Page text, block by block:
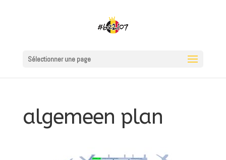
Sélectionner une page
algemeen plan